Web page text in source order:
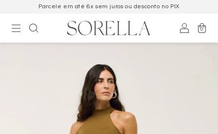
Parcele em até 6x sem juros ou desconto no PIX
0